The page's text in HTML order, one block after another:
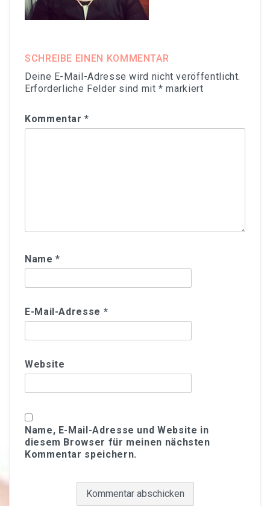
SCHREIBE EINEN KOMMENTAR
Deine E-Mail-Adresse wird nicht veröffentlicht.
Erforderliche Felder sind mit* markiert
Kommentar*
Name*
E-Mail-Adresse *
Website
Name, E-Mail-Adresse und Website in
diesem Browser für meinen nächsten
Kommentar speichern.